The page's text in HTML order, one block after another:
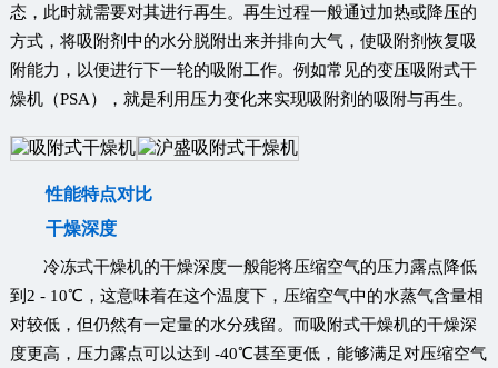
态，此时就需要对其进行再生。再生过程一般通过加热或降压的
方式，将吸附剂中的水分脱附出来并排向大气，使吸附剂恢复吸
附能力，以便进行下一轮的吸附工作。例如常见的变压吸附式干
燥机（PSA），就是利用压力变化来实现吸附剂的吸附与再生。
性能特点对比
干燥深度
冷冻式干燥机的干燥深度一般能将压缩空气的压力露点降低
到2 - 10℃，这意味着在这个温度下，压缩空气中的水蒸气含量相
对较低，但仍然有一定量的水分残留。而吸附式干燥机的干燥深
度更高，压力露点可以达到 -40℃甚至更低，能够满足对压缩空气